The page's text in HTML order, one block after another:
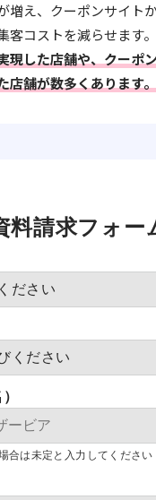
増え、クーポンサイト
客コストを減らせます
現した店舗や、クーポ
店舗が数多くあります。
料請求フォー
合は未定と入力してください